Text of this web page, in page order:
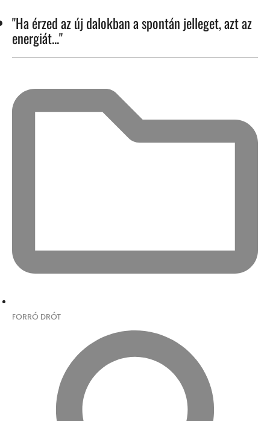
"Ha érzed az új dalokban a spontán jelleget, azt az
energiát..."
FORRÓ DRÓT